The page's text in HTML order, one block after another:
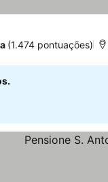
(1.474 pontuações)